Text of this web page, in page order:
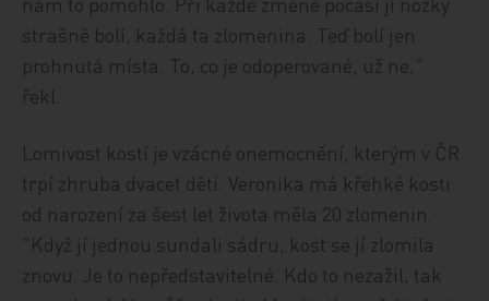
strašně bolí, každá ta zlomenina. Teď bolí jen
prohnutá místa. To, co je odoperované, už ne,"
řekl.
Lomivost kostí je vzácné onemocnění, kterým v ČR
trpí zhruba dvacet dětí. Veronika má křehké kosti
od narození za šest let života měla 20 zlomenin.
"Když jí jednou sundali sádru, kost se jí zlomila
znovu. Je to nepředstavitelné. Kdo to nezažil, tak